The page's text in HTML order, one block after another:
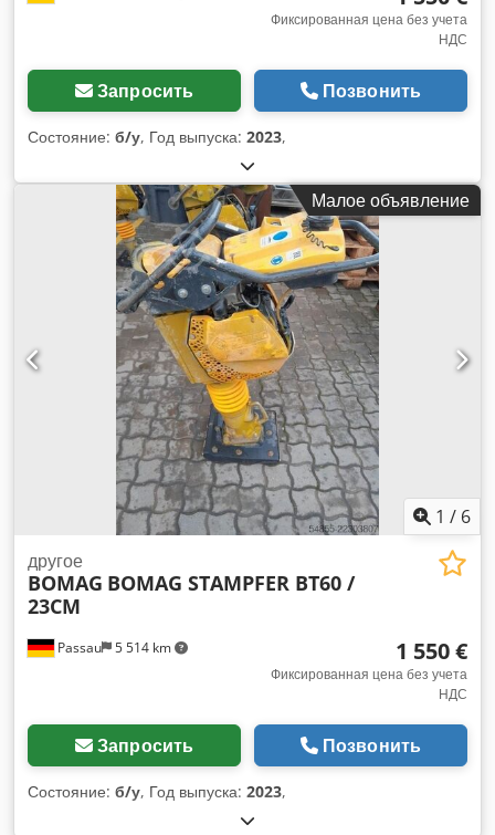
Фиксированная цена без учета
НДС
Запросить Позвонить
Состояние: б/у, Год выпуска: 2023,
Малое объявление
1 / 6
Passau 5 514 km
другое
BOMAG BOMAG STAMPFER BT60 /
23CM
1 550 €
Фиксированная цена без учета
НДС
Запросить Позвонить
Состояние: б/у, Год выпуска: 2023,